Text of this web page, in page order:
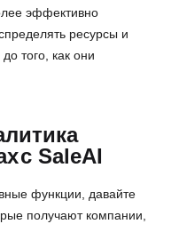
эффективно
ресурсы и
того, как они
с SaleAI
функции, давайте
получают компании,